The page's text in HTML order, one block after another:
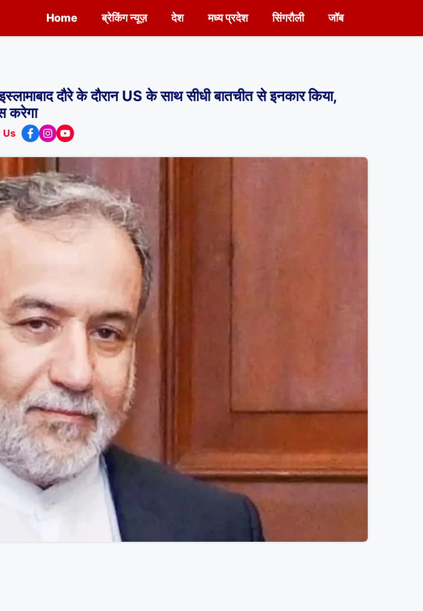
Home ब्रेकिंग न्यूज़ देश मध्य प्रदेश सिंगरौली जॉब
दौरे के दौरान US के साथ सीधी बातचीत से इनकार किया,
करेगा
Us